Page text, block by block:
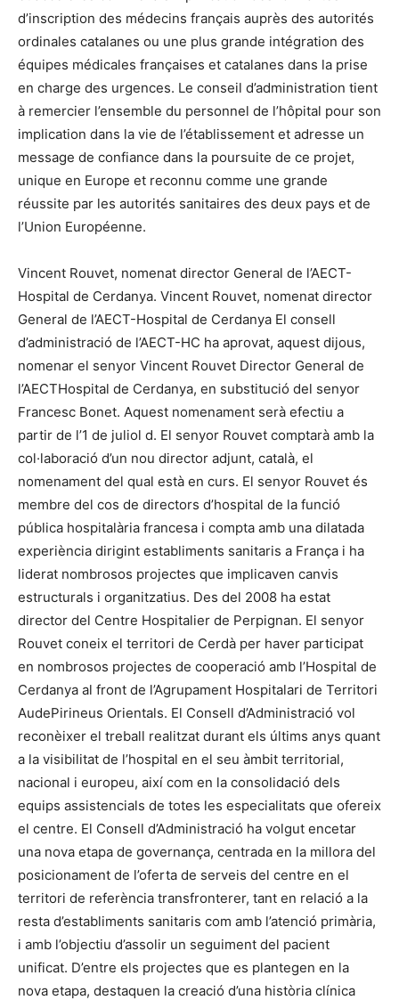
d’inscription des médecins français auprès des autorités
ordinales catalanes ou une plus grande intégration des
équipes médicales françaises et catalanes dans la prise
en charge des urgences. Le conseil d’administration tient
à remercier l’ensemble du personnel de l’hôpital pour son
implication dans la vie de l’établissement et adresse un
message de confiance dans la poursuite de ce projet,
unique en Europe et reconnu comme une grande
réussite par les autorités sanitaires des deux pays et de
l’Union Européenne.
Vincent Rouvet, nomenat director General de l’AECT-
Hospital de Cerdanya. Vincent Rouvet, nomenat director
General de l’AECT-Hospital de Cerdanya El consell
d’administració de l’AECT-HC ha aprovat, aquest dijous,
nomenar el senyor Vincent Rouvet Director General de
l’AECTHospital de Cerdanya, en substitució del senyor
Francesc Bonet. Aquest nomenament serà efectiu a
partir de l’1 de juliol d. El senyor Rouvet comptarà amb la
col·laboració d’un nou director adjunt, català, el
nomenament del qual està en curs. El senyor Rouvet és
membre del cos de directors d’hospital de la funció
pública hospitalària francesa i compta amb una dilatada
experiència dirigint establiments sanitaris a França i ha
liderat nombrosos projectes que implicaven canvis
estructurals i organitzatius. Des del 2008 ha estat
director del Centre Hospitalier de Perpignan. El senyor
Rouvet coneix el territori de Cerdà per haver participat
en nombrosos projectes de cooperació amb l’Hospital de
Cerdanya al front de l’Agrupament Hospitalari de Territori
AudePirineus Orientals. El Consell d’Administració vol
reconèixer el treball realitzat durant els últims anys quant
a la visibilitat de l’hospital en el seu àmbit territorial,
nacional i europeu, així com en la consolidació dels
equips assistencials de totes les especialitats que ofereix
el centre. El Consell d’Administració ha volgut encetar
una nova etapa de governança, centrada en la millora del
posicionament de l’oferta de serveis del centre en el
territori de referència transfronterer, tant en relació a la
resta d’establiments sanitaris com amb l’atenció primària,
i amb l’objectiu d’assolir un seguiment del pacient
unificat. D’entre els projectes que es plantegen en la
nova etapa, destaquen la creació d’una història clínica